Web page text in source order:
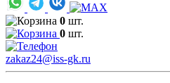
0 шт.
0 шт.
zakaz24@iss-gk.ru